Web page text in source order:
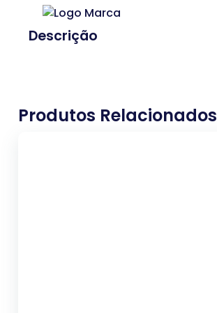
Descrição
Produtos Relacionados